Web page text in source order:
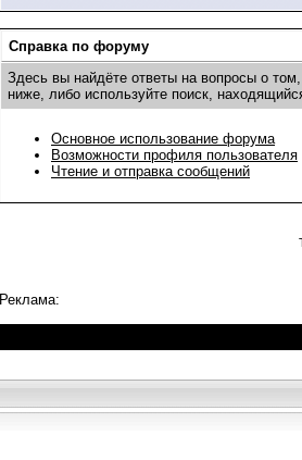
Справка по форуму
Здесь вы найдёте ответы на вопросы о
ниже, либо используйте поиск,
Основное использование форума
Возможности профиля пользователя
Чтение и отправка сообщений
Реклама: